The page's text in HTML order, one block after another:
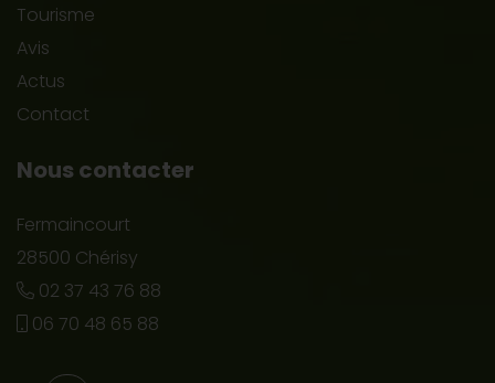
Tourisme
Avis
Actus
Contact
Nous contacter
Fermaincourt
28500 Chérisy
02 37 43 76 88
06 70 48 65 88